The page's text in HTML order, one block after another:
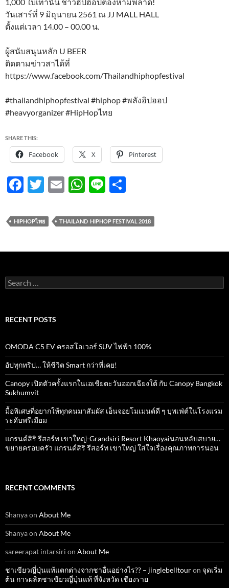
1,000 ใบเท่านั้น ชาวฮิปฮอปต้องห้ามพลาด!
วันเสาร์ที่ 9 มิถุนายน 2561 ณ JJ MALL HALL
ตั้งแต่เวลา 14.00 – 00.00 น.
ผู้สนับสนุนหลัก U BEER
ติดตามข่าวสาได้ที่
https://www.facebook.com/Thailandhiphopfestival
#thailandhiphopfestival #hiphop #พลังฮิปฮอป
#heavyorganizer #HipHopไทย
SHARE THIS:
Facebook X Pinterest
F
e
o
k
T
itt
E
ail
W
at
A
p
Li
e ar
HIPHOPไทย THAILAND HIPHOP FESTIVAL 2018
Search
for:
RECENT POSTS
OMODA C5 EV ครอสโอเวอร์ SUV ไฟฟ้า 100%
อัปทุกทริป… ให้ชีวิต Smart กว่าที่เคย!
Canopy เปิดตัวครั้งแรกในเอเชียตะวันออกเฉียงใต้ กับ Canopy Bangkok
Sukhumvit
มื้อพิเศษที่อยากให้ทุกคนมาสัมผัส เอ็นจอยโมเมนต์ดี ๆ บุพเฟ่ต์ในโรงแรม
ระดับพรีเมียม
แกรนด์สิริ​ รีสอร์ท​ เขาใหญ่​-Grandsiri​ Resort​ Khaoyaiนอนหลับสบาย…
ขยายครอบครัว แกรนด์สิริ รีสอร์ท เขาใหญ่ ใส่ใจเรื่องคุณภาพการนอน
RECENT COMMENTS
Shanyaon About Me
Shanyaon About Me
sareerapat intarsiri on About Me
ชาเขียวญี่ปุ่นแท้แตกต่างจากชาอื่นอย่างไร?? – jinglebelltouron จุดเริ่ม
ต้น การผลิตชาเขียวญี่ปุ่นแท้ ที่จังหวัด เชียงราย